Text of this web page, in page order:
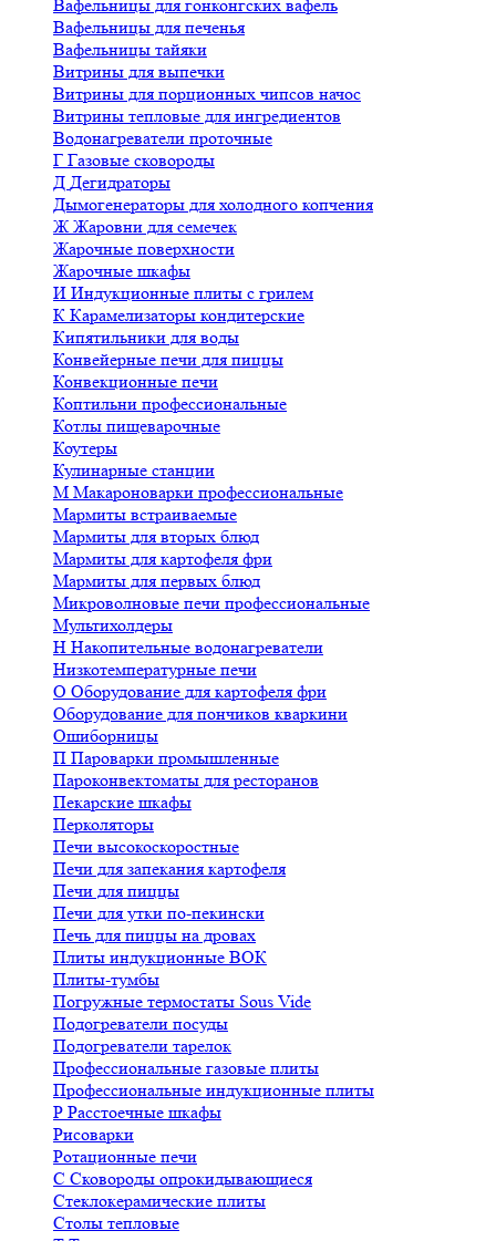
Вафельницы для гонконгских вафель
Вафельницы для печенья
Вафельницы тайяки
Витрины для выпечки
Витрины для порционных чипсов начос
Витрины тепловые для ингредиентов
Водонагреватели проточные
Г Газовые сковороды
Д Дегидраторы
Дымогенераторы для холодного копчения
ЖЖаровни для семечек
Жарочные поверхности
Жарочные шкафы
И Индукционные плиты с грилем
К Карамелизаторы кондитерские
Кипятильники для воды
Конвейерные печи для пиццы
Конвекционные печи
Коптильни профессиональные
Котлы пищеварочные
Коутеры
Кулинарные станции
М Макароноварки профессиональные
Мармиты встраиваемые
Мармиты для вторых блюд
Мармиты для картофеля фри
Мармиты для первых блюд
Микроволновые печи профессиональные
Мультихолдеры
Н Накопительные водонагреватели
Низкотемпературные печи
О Оборудование для картофеля фри
Оборудование для пончиков кваркини
Ошиборницы
П Пароварки промышленные
Пароконвектоматы для ресторанов
Пекарские шкафы
Перколяторы
Печи высокоскоростные
Печи для запекания картофеля
Печи для пиццы
Печи для утки по-пекински
Печь для пиццы на дровах
Плиты индукционные ВОК
Плиты-тумбы
Погружные термостаты Sous Vide
Подогреватели посуды
Подогреватели тарелок
Профессиональные газовые плиты
Профессиональные индукционные плиты
Р Расстоечные шкафы
Рисоварки
Ротационные печи
С Сковороды опрокидывающиеся
Стеклокерамические плиты
Столы тепловые